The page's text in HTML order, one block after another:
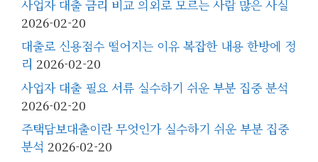
사업자 대출 금리 비교 의외로 모르는 사람 많은 사실
2026-02-20
대출로 신용점수 떨어지는 이유 복잡한 내용 한방에 정
리 2026-02-20
사업자 대출 필요 서류 실수하기 쉬운 부분 집중 분석
2026-02-20
주택담보대출이란 무엇인가 실수하기 쉬운 부분 집중
분석 2026-02-20